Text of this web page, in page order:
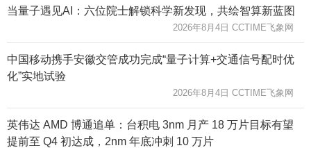
当量子遇见AI：六位院士解锁科学新发现，共绘智算新蓝图
2026年8月4日 CCTIME飞象网
中国移动携手安徽交管成功完成“量子计算+交通信号配时优
化”实地试验
2026年8月4日 CCTIME飞象网
英伟达 AMD 博通追单：台积电 3nm 月产 18 万片目标有望
提前至 Q4 初达成，2nm 年底冲刺 10 万片